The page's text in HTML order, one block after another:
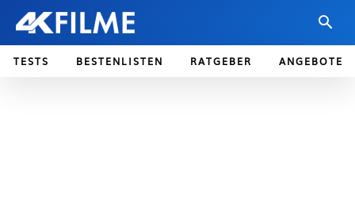
TESTS BESTENLISTEN RATGEBER ANGEBOTE